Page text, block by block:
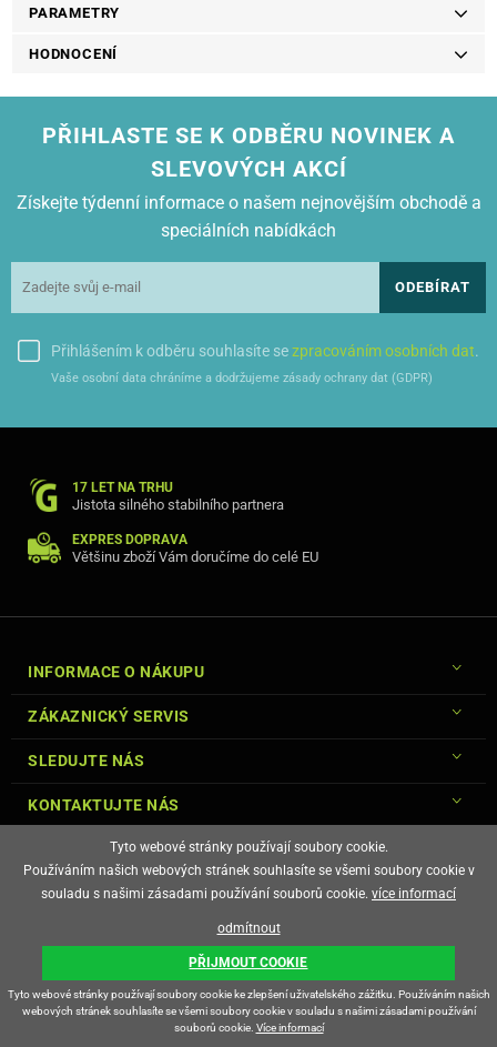
Samsung Xpress M2022 W
Samsung Xpress M2070 F
Samsung Xpress M2070 W
Samsung Xpress M2071 FW
Samsung Xpress M2071 HW
PARAMETRY
HODNOCENÍ
PŘIHLASTE SE K ODBĚRU NOVINEK A
SLEVOVÝCH AKCÍ
Získejte týdenní informace o našem nejnovějším obchodě a
speciálních nabídkách
ODEBÍRAT
Přihlášením k odběru souhlasíte sezpracováním osobních dat.
Vaše osobní data chráníme a dodržujeme zásady ochrany dat (GDPR)
17 LET NA TRHU
Jistota silného stabilního partnera
EXPRES DOPRAVA
Většinu zboží Vám doručíme do celé EU
INFORMACE O NÁKUPU
ZÁKAZNICKÝ SERVIS
SLEDUJTE NÁS
KONTAKTUJTE NÁS
E-shop vytvořila
Tyto webové stránky používají soubory cookie.
Používáním našich webových stránek souhlasíte se všemi soubory cookie v
souladu s našimi zásadami používání souborů cookie. více informací
odmítnout
PŘIJMOUT COOKIE
Tyto webové stránky používají soubory cookie ke zlepšení uživatelského zážitku. Používáním našich
webových stránek souhlasíte se všemi soubory cookie v souladu s našimi zásadami používání
souborů cookie. Více informací